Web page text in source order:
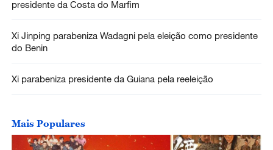
presidente da Costa do Marfim
Xi Jinping parabeniza Wadagni pela eleição como presidente
do Benin
Xi parabeniza presidente da Guiana pela reeleição
Mais Populares